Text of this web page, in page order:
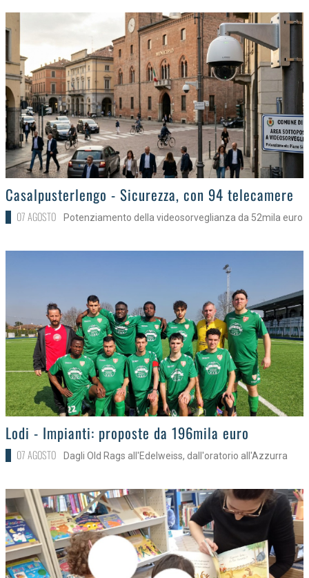
>
Casalpusterlengo - Sicurezza, con 94 telecamere
07 AGOSTO Potenziamento della videosorveglianza da 52mila euro
>Lodi - Impianti: proposte da 196mila euro
07 AGOSTO Dagli Old Rags all'Edelweiss, dall'oratorio all'Azzurra